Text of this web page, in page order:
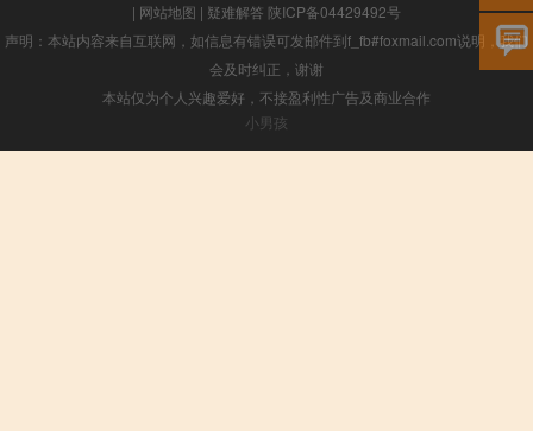
| 网站地图 | 疑难解答 陕ICP备04429492号
声明：本站内容来自互联网，如信息有错误可发邮件到f_fb#foxmail.com说明，我们
会及时纠正，谢谢
本站仅为个人兴趣爱好，不接盈利性广告及商业合作
小男孩